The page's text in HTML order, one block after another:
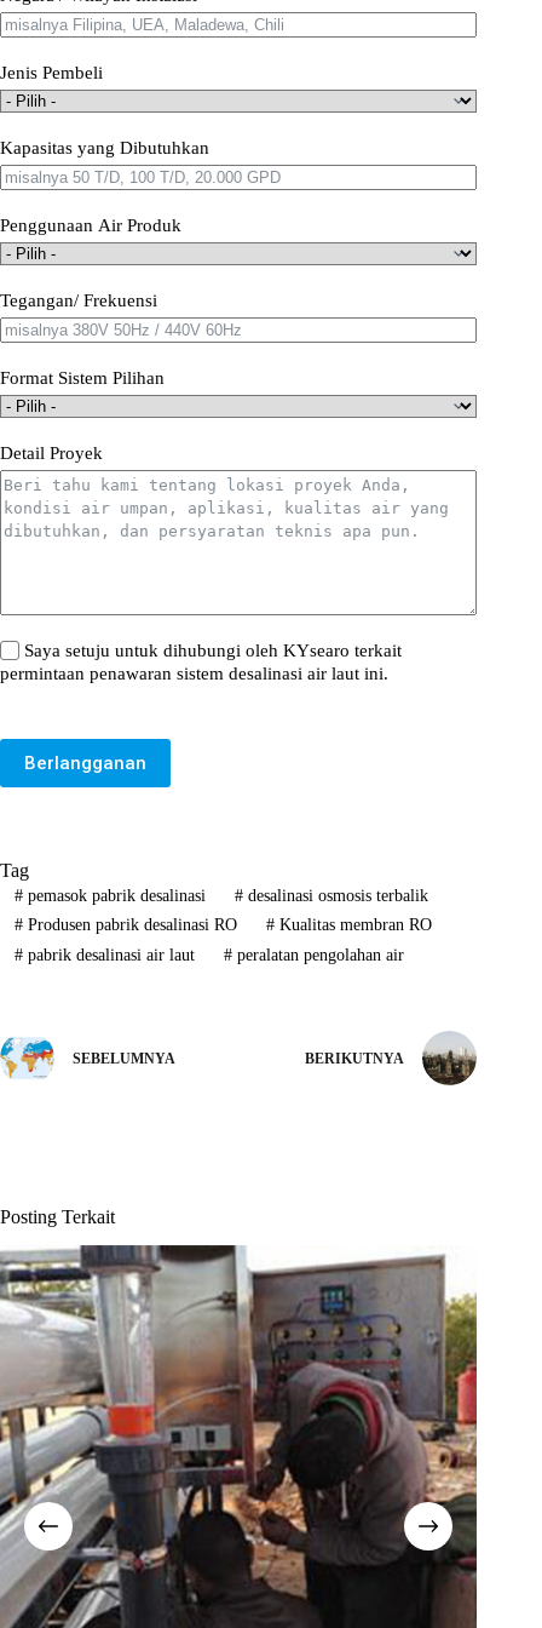
Jenis Pembeli
Kapasitas yang Dibutuhkan
Penggunaan Air Produk
Tegangan/ Frekuensi
Format Sistem Pilihan
Detail Proyek
Saya setuju untuk dihubungi oleh KYsearo terkait
permintaan penawaran sistem desalinasi air laut ini.
Berlangganan
Tag
#pemasok pabrik desalinasi #desalinasi osmosis terbalik
#Produsen pabrik desalinasi RO #Kualitas membran RO
#pabrik desalinasi air laut #peralatan pengolahan air
SEBELUMNYA BERIKUTNYA
Posting Terkait